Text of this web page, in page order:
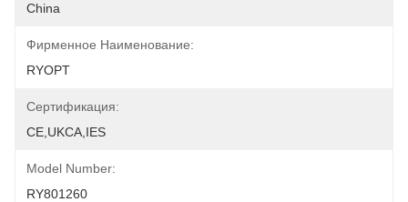
China
Фирменное Наименование:
RYOPT
Сертификация:
CE,UKCA,IES
Model Number:
RY801260